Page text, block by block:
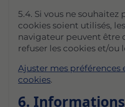
5.4. Si vous ne souhaitez
cookies soient utilisés,
navigateur peuvent être
refuser les cookies et/ou
Ajuster mes préférences
cookies.
6.